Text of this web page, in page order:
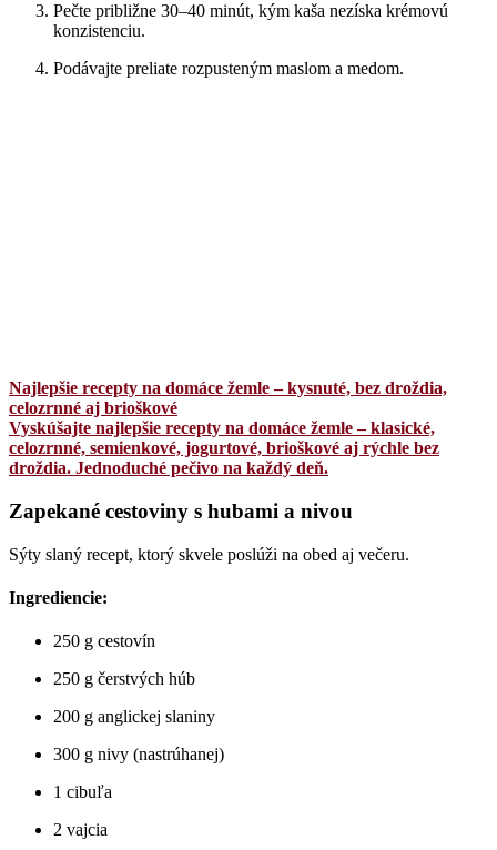
Pečte približne 30–40 minút, kým kaša nezíska krémovú
konzistenciu.
Podávajte preliate rozpusteným maslom a medom.
Najlepšie recepty na domáce žemle – kysnuté, bez droždia,
celozrnné aj brioškové
Vyskúšajte najlepšie recepty na domáce žemle – klasické,
celozrnné, semienkové, jogurtové, brioškové aj rýchle bez
droždia. Jednoduché pečivo na každý deň.
Zapekané cestoviny s hubami a nivou
Sýty slaný recept, ktorý skvele poslúži na obed aj večeru.
Ingrediencie:
250 g cestovín
250 g čerstvých húb
200 g anglickej slaniny
300 g nivy (nastrúhanej)
1 cibuľa
2 vajcia